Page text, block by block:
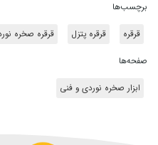
برچسب‌ها
قرقره قرقره پتزل قرقره صخره
صفحه‌ها
ابزار صخره نوردی و فنی